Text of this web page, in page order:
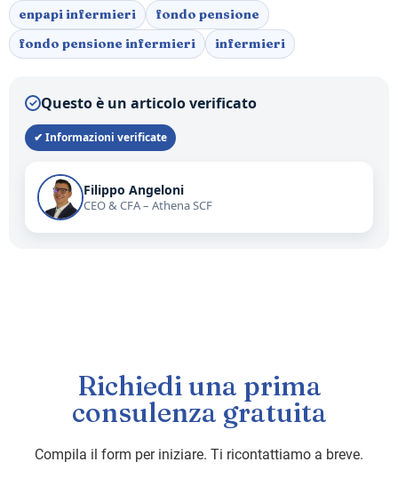
enpapi infermieri
fondo pensione
fondo pensione infermieri
infermieri
✓ Questo è un articolo verificato
✔ Informazioni verificate
Filippo Angeloni
CEO & CFA – Athena SCF
Richiedi una prima
consulenza gratuita
Compila il form per iniziare. Ti ricontattiamo a breve.